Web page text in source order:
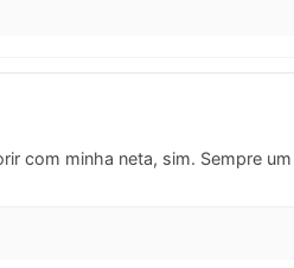
com minha neta, sim. Sempre